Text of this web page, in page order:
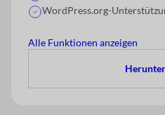
WordPress.org-
Alle Funktionen anzeigen